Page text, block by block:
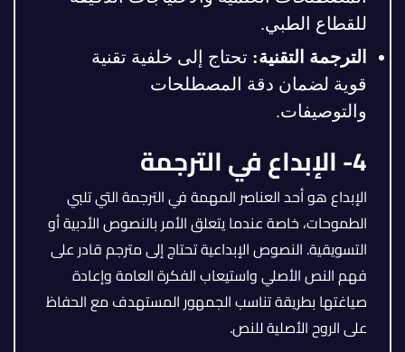
للقطاع الطبي.
الترجمة التقنية: تحتاج إلى خلفية تقنية
قوية لضمان دقة المصطلحات
والتوصيفات.
4- الإبداع في الترجمة
الإبداع هو أحد العناصر المهمة في الترجمة التي تلبي
الطموحات، خاصة عندما يتعلق الأمر بالنصوص الأدبية أو
التسويقية. النصوص الإبداعية تحتاج إلى مترجم قادر على
فهم النص الأصلي واستيعاب الفكرة العامة وإعادة
صياغتها بطريقة تناسب الجمهور المستهدف مع الحفاظ
على الروح الأصلية للنص.